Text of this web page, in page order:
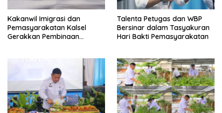
Kakanwil Imigrasi dan
Pemasyarakatan Kalsel
Gerakkan Pembinaan
Talenta Petugas dan WBP
Bersinar dalam Tasyakuran
Hari Bakti Pemasyarakatan